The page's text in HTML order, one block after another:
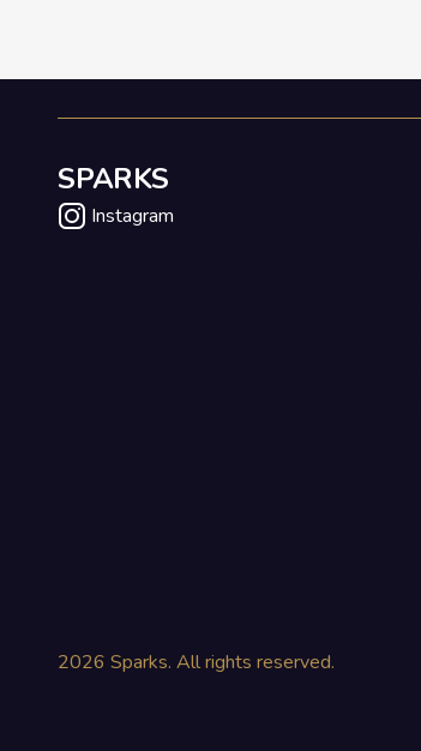
SPARKS
Instagram
2026 Sparks. All rights reserved.